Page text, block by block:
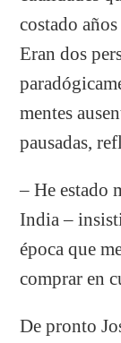
costado
Eran dos
mentes
pausadas,
– He estado
India –
época que
comprar en
De pronto